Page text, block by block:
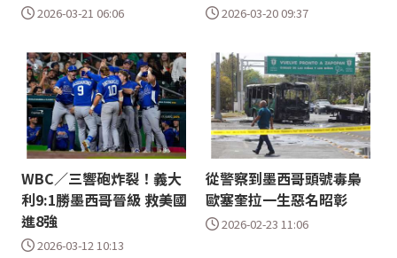
2026-03-21 06:06 2026-03-20 09:37
WBC／三響砲炸裂！義大
利9:1勝墨西哥晉級 救美國
進8強
2026-03-12 10:13
從警察到墨西哥頭號毒梟
歐塞奎拉一生惡名昭彰
2026-02-23 11:06